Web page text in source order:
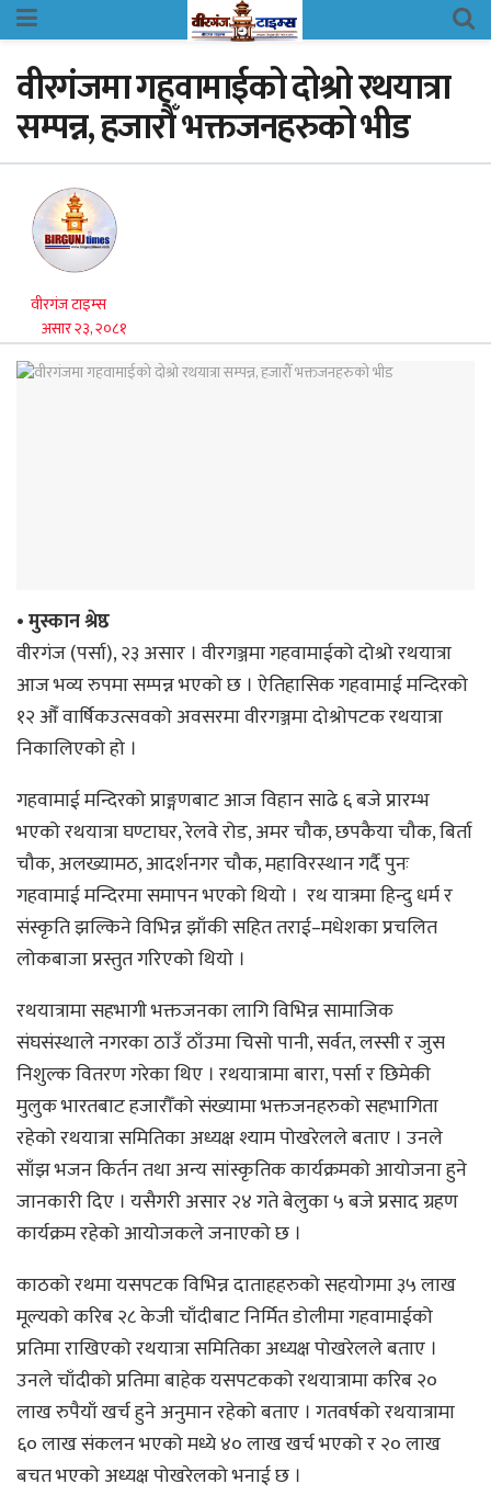
वीरगंजमा गहवामाईको दोश्रो रथयात्रा
सम्पन्न, हजारौँ भक्तजनहरुको भीड
वीरगंज टाइम्स
असार २३, २०८१
• मुस्कान श्रेष्ठ
वीरगंज (पर्सा), २३ असार । वीरगञ्जमा गहवामाईको दोश्रो रथयात्रा
आज भव्य रुपमा सम्पन्न भएको छ । ऐतिहासिक गहवामाई मन्दिरको
१२ औँ वार्षिकउत्सवको अवसरमा वीरगञ्जमा दोश्रोपटक रथयात्रा
निकालिएको हो ।
गहवामाई मन्दिरको प्राङ्गणबाट आज विहान साढे ६ बजे प्रारम्भ
भएको रथयात्रा घण्टाघर, रेलवे रोड, अमर चौक, छपकैया चौक, बिर्ता
चौक, अलख्यामठ, आदर्शनगर चौक, महाविरस्थान गर्दै पुनः
गहवामाई मन्दिरमा समापन भएको थियो । रथ यात्रमा हिन्दु धर्म र
संस्कृति झल्किने विभिन्न झाँकी सहित तराई–मधेशका प्रचलित
लोकबाजा प्रस्तुत गरिएको थियो ।
रथयात्रामा सहभागी भक्तजनका लागि विभिन्न सामाजिक
संघसंस्थाले नगरका ठाउँ ठाँउमा चिसो पानी, सर्वत, लस्सी र जुस
निशुल्क वितरण गरेका थिए । रथयात्रामा बारा, पर्सा र छिमेकी
मुलुक भारतबाट हजारौँको संख्यामा भक्तजनहरुको सहभागिता
रहेको रथयात्रा समितिका अध्यक्ष श्याम पोखरेलले बताए । उनले
साँझ भजन किर्तन तथा अन्य सांस्कृतिक कार्यक्रमको आयोजना हुने
जानकारी दिए । यसैगरी असार २४ गते बेलुका ५ बजे प्रसाद ग्रहण
कार्यक्रम रहेको आयोजकले जनाएको छ ।
काठको रथमा यसपटक विभिन्न दाताहहरुको सहयोगमा ३५ लाख
मूल्यको करिब २८ केजी चाँदीबाट निर्मित डोलीमा गहवामाईको
प्रतिमा राखिएको रथयात्रा समितिका अध्यक्ष पोखरेलले बताए ।
उनले चाँदीको प्रतिमा बाहेक यसपटकको रथयात्रामा करिब २०
लाख रुपैयाँ खर्च हुने अनुमान रहेको बताए । गतवर्षको रथयात्रामा
६० लाख संकलन भएको मध्ये ४० लाख खर्च भएको र २० लाख
बचत भएको अध्यक्ष पोखरेलको भनाई छ ।